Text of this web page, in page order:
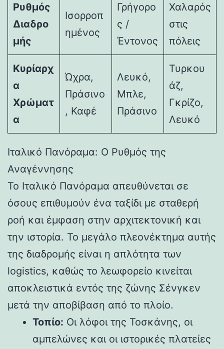
Ρυθμός
Διαδρο
μής
Ισορροπ
ημένος
Γρήγορο
ς /
Έντονος
Χαλαρός
στις
πόλεις
Κυρίαρχ
α
Χρώματ
α
Ώχρα,
Πράσινο
, Καφέ
Λευκό,
Μπλε,
Πράσινο
Τυρκου
άζ,
Γκρίζο,
Λευκό
Ιταλικό Πανόραμα: Ο Ρυθμός της
Αναγέννησης
Το Ιταλικό Πανόραμα απευθύνεται σε
όσους επιθυμούν ένα ταξίδι με σταθερή
ροή και έμφαση στην αρχιτεκτονική και
την ιστορία. Το μεγάλο πλεονέκτημα αυτής
της διαδρομής είναι η απλότητα των
logistics, καθώς το λεωφορείο κινείται
αποκλειστικά εντός της ζώνης Σένγκεν
μετά την αποβίβαση από το πλοίο.
Τοπίο: Οι λόφοι της Τοσκάνης, οι
αμπελώνες και οι ιστορικές πλατείες